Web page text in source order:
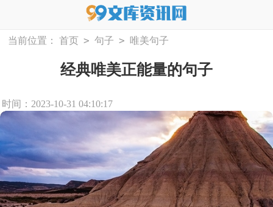
当前位置： 首页 > 句子 > 唯美句子
经典唯美正能量的句子
时间：2023-10-31 04:10:17